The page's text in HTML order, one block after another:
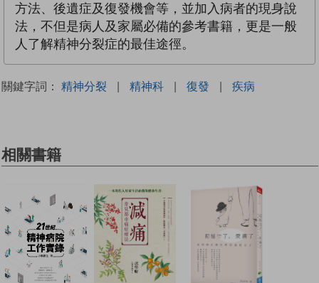
方法、後遺症及復發機會等，並加入病者的現身說
法，不但是病人及家屬必備的參考書籍，更是一般
人了解精神分裂症的最佳途徑。
關鍵字詞： 精神分裂 | 精神科 | 復發 | 疾病
相關書籍